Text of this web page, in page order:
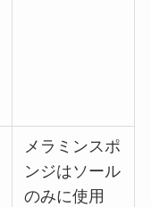
メラミンスポ
ンジはソール
のみに使用